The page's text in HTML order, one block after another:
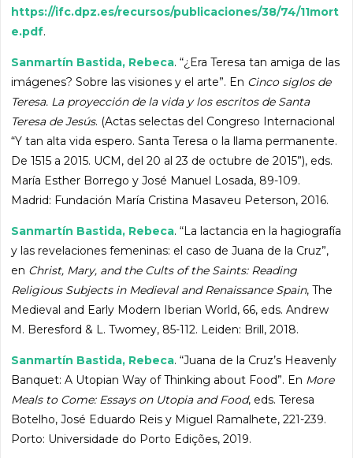
https://ifc.dpz.es/recursos/publicaciones/38/74/11mort
e.pdf.
Sanmartín Bastida, Rebeca. “¿Era Teresa tan amiga de las
imágenes? Sobre las visiones y el arte”. En Cinco siglos de
Teresa. La proyección de la vida y los escritos de Santa
Teresa de Jesús. (Actas selectas del Congreso Internacional
“Y tan alta vida espero. Santa Teresa o la llama permanente.
De 1515 a 2015. UCM, del 20 al 23 de octubre de 2015”), eds.
María Esther Borrego y José Manuel Losada, 89-109.
Madrid: Fundación María Cristina Masaveu Peterson, 2016.
Sanmartín Bastida, Rebeca. “La lactancia en la hagiografía
y las revelaciones femeninas: el caso de Juana de la Cruz”,
en Christ, Mary, and the Cults of the Saints: Reading
Religious Subjects in Medieval and Renaissance Spain, The
Medieval and Early Modern Iberian World, 66, eds. Andrew
M. Beresford & L. Twomey, 85-112. Leiden: Brill, 2018.
Sanmartín Bastida, Rebeca. “Juana de la Cruz’s Heavenly
Banquet: A Utopian Way of Thinking about Food”. En More
Meals to Come: Essays on Utopia and Food, eds. Teresa
Botelho, José Eduardo Reis y Miguel Ramalhete, 221-239.
Porto: Universidade do Porto Edições, 2019.